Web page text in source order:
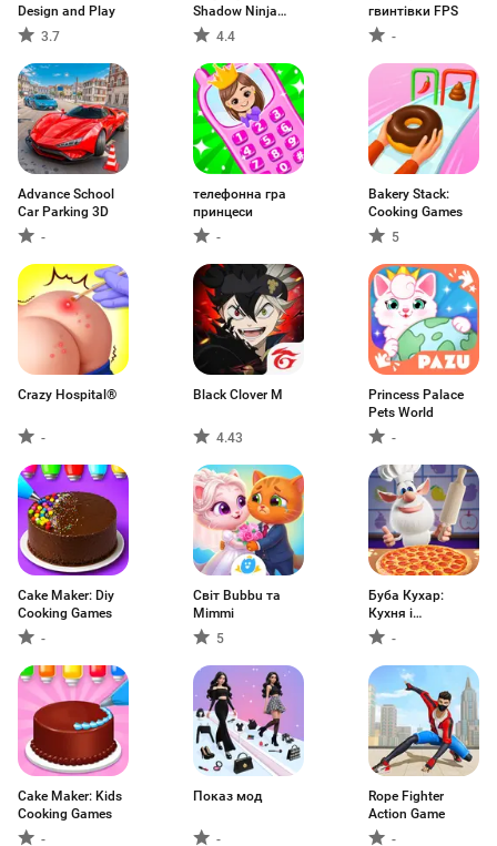
Design and Play
3.7
Shadow Ninja
Game4.4
гвинтівки FPS
-
Advance School
Car Parking 3D
-
телефонна гра
принцеси
-
Bakery Stack:
Cooking Games
5
Crazy Hospital®️
-
Black Clover M
4.43
Princess Palace
Pets World
-
Cake Maker: Diy
Cooking Games
-
Світ Bubbu та
Mimmi
5
Буба Кухар:
Кухня і
Готування!
-
Cake Maker: Kids
Cooking Games
-
Показ мод
-
Rope Fighter
Action Game
-